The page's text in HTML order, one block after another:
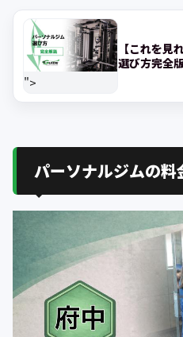
">
【これを見
選び方完全
パーソナルジムの料